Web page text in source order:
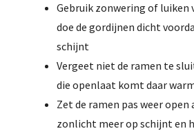
Gebruik zonwering of luiken
doe de gordijnen dicht
schijnt
Vergeet niet de ramen te
die openlaat komt daar
Zet de ramen pas weer open
zonlicht meer op schijnt en